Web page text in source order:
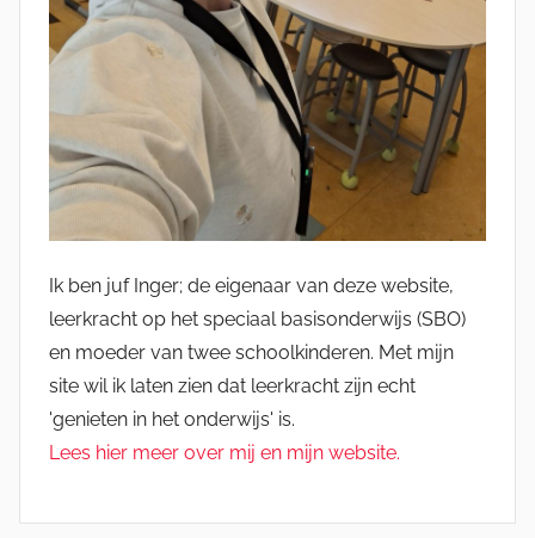
Ik ben juf Inger; de eigenaar van deze website,
leerkracht op het speciaal basisonderwijs (SBO)
en moeder van twee schoolkinderen. Met mijn
site wil ik laten zien dat leerkracht zijn echt
'genieten in het onderwijs' is.
Lees hier meer over mij en mijn website.